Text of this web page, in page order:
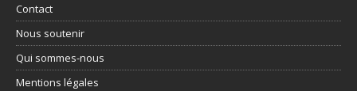
Contact
Nous soutenir
Qui sommes-nous
Mentions légales